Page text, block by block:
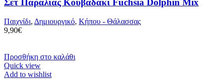
Σετ Παραλίας Κουβαδάκι Fuchsia Dolphin Mix
Παιχνίδι, Δημιουργικό, Κήπου - Θάλασσας
9,90€
Προσθήκη στο καλάθι
Quick view
Add to wishlist